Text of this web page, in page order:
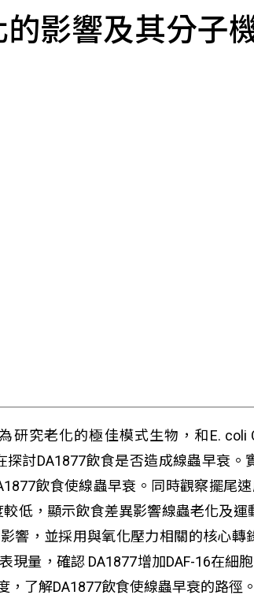
影響及其分子
究老化的極佳模式生物，和E. coli
討DA1877飲食是否造成線蟲早衰。
飲食使線蟲早衰。同時觀察擺尾
低，顯示飲食差異影響線蟲老化及運
響，並採用與氧化壓力相關的核心轉
現量，確認 DA1877增加DAF-16在細
了解DA1877飲食使線蟲早衰的路徑。